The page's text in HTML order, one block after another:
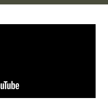
A
I